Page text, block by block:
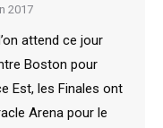
2017
attend ce jour
Boston pour
Est, les Finales ont
Arena pour le